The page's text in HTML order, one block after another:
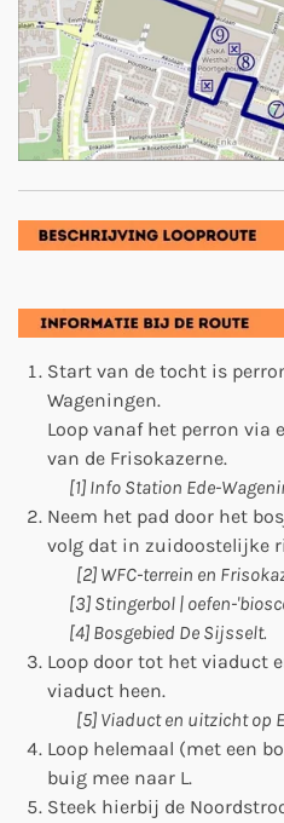
Start van de tocht is
Wageningen.
Loop vanaf het perron via
van de Frisokazerne.
[1] Info Station Ede-
Neem het pad door het
volg dat in zuidoostelijke
[2] WFC-terrein en
[3] Stingerbol | oefen-
[4] Bosgebied De Sijsselt.
Loop door tot het viaduct
viaduct heen.
[5] Viaduct en uitzicht op
Loop helemaal (met een
buig mee naar L.
Steek hierbij de